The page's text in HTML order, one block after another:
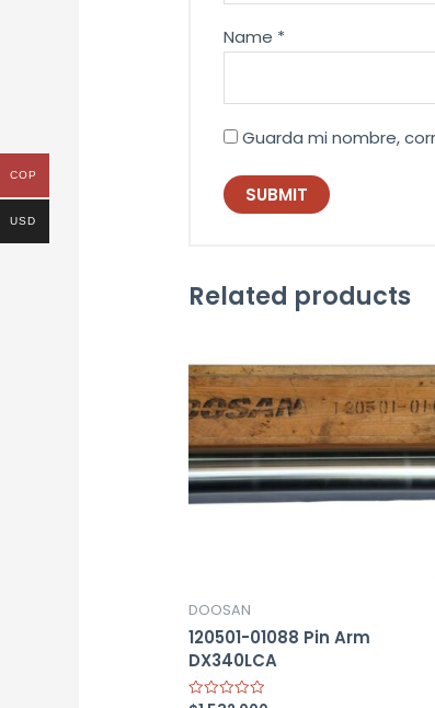
Name *
Guarda mi nombre,
Related products
DOOSAN
120501-01088 Pin Arm
DX340LCA
COP
USD